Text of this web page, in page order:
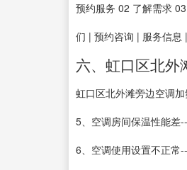
预约服务 02 了解需求
们 | 预约咨询 | 服务信息
六、虹口区北外
虹口区北外滩旁边空调
5、空调房间保温性能差
6、空调使用设置不正常